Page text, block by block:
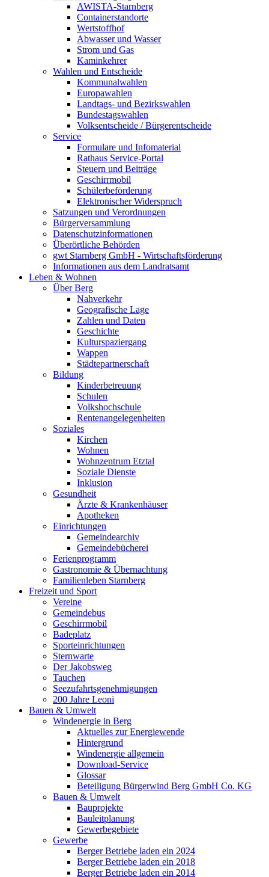
AWISTA-Starnberg
Containerstandorte
Wertstoffhof
Abwasser und Wasser
Strom und Gas
Kaminkehrer
Wahlen und Entscheide
Kommunalwahlen
Europawahlen
Landtags- und Bezirkswahlen
Bundestagswahlen
Volksentscheide / Bürgerentscheide
Service
Formulare und Infomaterial
Rathaus Service-Portal
Steuern und Beiträge
Geschirrmobil
Schülerbeförderung
Elektronischer Widerspruch
Satzungen und Verordnungen
Bürgerversammlung
Datenschutzinformationen
Überörtliche Behörden
gwt Starnberg GmbH - Wirtschaftsförderung
Informationen aus dem Landratsamt
Leben & Wohnen
Über Berg
Nahverkehr
Geografische Lage
Zahlen und Daten
Geschichte
Kulturspaziergang
Wappen
Städtepartnerschaft
Bildung
Kinderbetreuung
Schulen
Volkshochschule
Rentenangelegenheiten
Soziales
Kirchen
Wohnen
Wohnzentrum Etztal
Soziale Dienste
Inklusion
Gesundheit
Ärzte & Krankenhäuser
Apotheken
Einrichtungen
Gemeindearchiv
Gemeindebücherei
Ferienprogramm
Gastronomie & Übernachtung
Familienleben Starnberg
Freizeit und Sport
Vereine
Gemeindebus
Geschirrmobil
Badeplatz
Sporteinrichtungen
Sternwarte
Der Jakobsweg
Tauchen
Seezufahrtsgenehmigungen
200 Jahre Leoni
Bauen & Umwelt
Windenergie in Berg
Aktuelles zur Energiewende
Hintergrund
Windenergie allgemein
Download-Service
Glossar
Beteiligung Bürgerwind Berg GmbH Co. KG
Bauen & Umwelt
Bauprojekte
Bauleitplanung
Gewerbegebiete
Gewerbe
Berger Betriebe laden ein 2024
Berger Betriebe laden ein 2018
Berger Betriebe laden ein 2014